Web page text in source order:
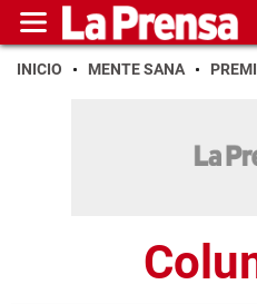
INICIO MENTE SANA